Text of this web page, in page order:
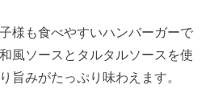
様も食べやすいハンバーガーで
風ソースとタルタルソースを使
旨みがたっぷり味わえます。